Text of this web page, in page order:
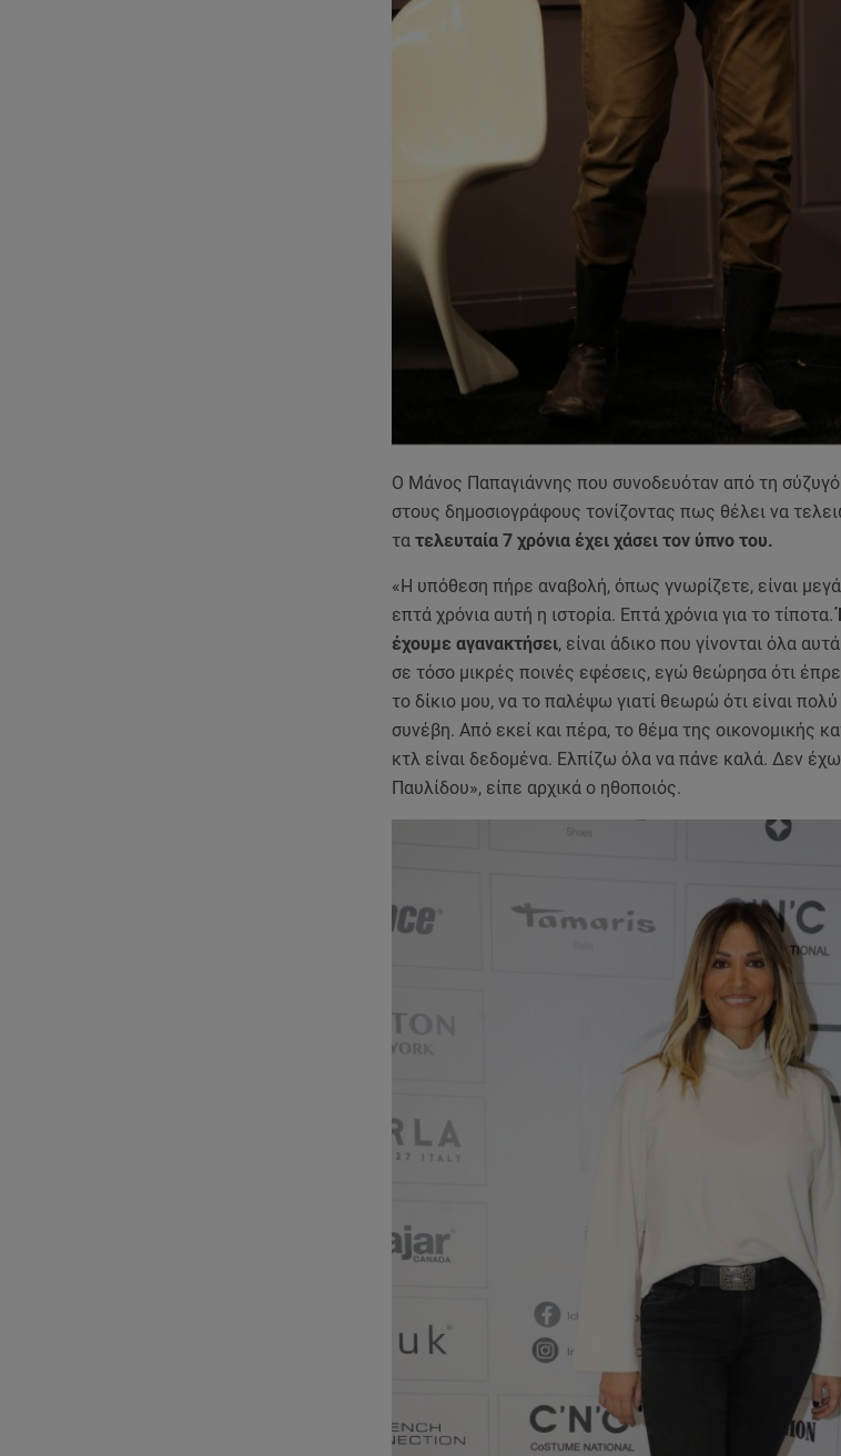
Ο Μάνος Παπαγιάννης που συνοδευόταν από τη σύζυγό
στους δημοσιογράφους τονίζοντας πως θέλει να
τατελευταία 7 χρόνια έχει χάσει τον ύπνο του.
«Η υπόθεση πήρε αναβολή, όπως γνωρίζετε, είναι
επτά χρόνια αυτή η ιστορία. Επτά χρόνια για το τίποτα.
έχουμε αγανακτήσει, είναι άδικο που γίνονται όλα
σε τόσο μικρές ποινές εφέσεις, εγώ θεώρησα ότι
το δίκιο μου, να το παλέψω γιατί θεωρώ ότι είναι
συνέβη. Από εκεί και πέρα, το θέμα της οικονομικής
κτλ είναι δεδομένα. Ελπίζω όλα να πάνε καλά. Δεν
Παυλίδου», είπε αρχικά ο ηθοποιός.